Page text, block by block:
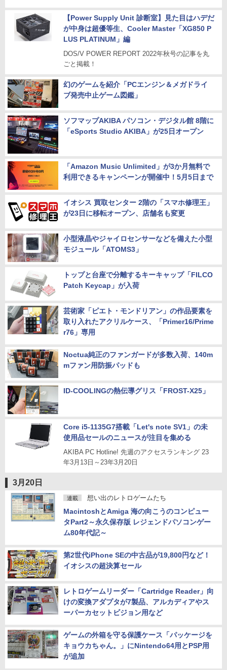
【Power Supply Unit 診断室】見た目はハデだ
が中身は超優等生、Cooler Master「XG850 P
LUS PLATINUM」編
DOS/V POWER REPORT 2022年秋号の記事を丸
ごと掲載！
幻のゲームを紹介「PCエンジン＆メガドライ
ブ発売中止ゲーム図鑑」
ソフマップAKIBA パソコン・デジタル館 8階に
「eSports Studio AKIBA」が25日オープン
「Amazon Music Unlimited」が3か月無料で
利用できるキャンペーンが開催中！5月5日まで
イオシス 買取センター 2階の「スマホ修理王」
が23日に移転オープン、店舗名も変更
小型液晶やジャイロセンサーなどを備えた小型
モジュール「ATOMS3」
トップと台座で分離するキーキャップ「FILCO
Patch Keycap」が入荷
芸術家「ピエト・モンドリアン」の作品要素を
取り入れたアクリルケース、「Primer16/Prime
r76」専用
Noctua純正のファンガードが多数入荷、140m
mファン用防振パッドも
ID-COOLINGの熱伝導グリス「FROST-X25」
Core i5-1135G7搭載「Let's note SV1」の未
使用品セールのニュースが注目を集める
AKIBA PC Hotline! 先週のアクセスランキング 23
年3月13日～23年3月20日
3月20日
連載 想い出のレトロゲームたち
MacintoshとAmiga 海の向こうのコンピュー
タPart2～永久保存版 レジェンドパソコンゲー
ム80年代記～
第2世代iPhone SEの中古品が19,800円など！
イオシスの超決算セール
レトロゲームリーダー「Cartridge Reader」向
けの変換アダプタが7製品、アルカディアやス
ーパーカセットビジョン用など
ゲームの外箱を守る保護ケース「パッケージを
キョウカちゃん。」にNintendo64用とPSP用
が追加